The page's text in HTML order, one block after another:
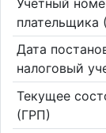
плательщика
Дата
налоговый
Текущее
(ГРП)